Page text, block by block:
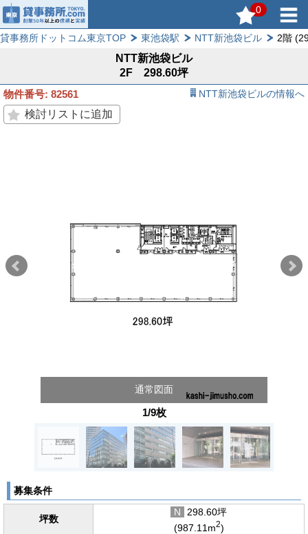
0
貸事務所ドットコム東京TOP 東池袋駅 NTT新池袋ビル 2階
NTT新池袋ビル
2F 298.60坪
物件番号: 82561
NTT新池袋ビルの情報へ
検討リストに追加
通常図面
1/9枚
募集条件
坪数
N
298.60坪
(987.11m2)